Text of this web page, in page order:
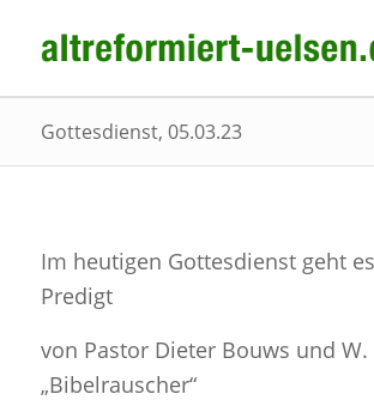
Gottesdienst, 05.03.23
Im heutigen Gottesdienst geht
Predigt
von Pastor Dieter Bouws und W.
„Bibelrauscher“